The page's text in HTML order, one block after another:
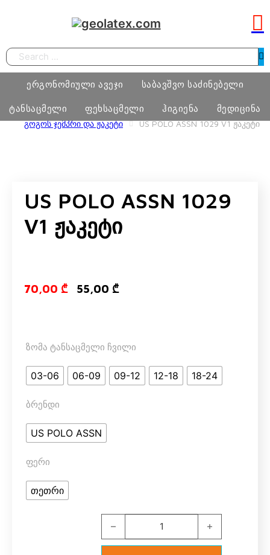
Search
ერგონომიული ავეჯი
ოფისი
სკოლამდელი ასაკის ავეჯი
საბავშვო საძინებელი
განათება, ხალიჩა
ტანსაცმელი
ქალი
კაცი
ფეხსაცმელი ჰიგიენა
პრეზერვატივი
მედიცინა
HOME ᲢᲐᲜᲡᲐᲪᲛᲔᲚᲘ
US POLO ASSN GIRL
ᲒᲝᲒᲝᲡ ᲯᲔᲛᲞᲠᲘ ᲓᲐ ᲟᲐᲙᲔᲢᲘ
US POLO ASSN 1029 V1 ᲟᲐᲙᲔᲢᲘ
US POLO ASSN 1029
V1 Ჟაკეტი
70,00 ₾ Original price
55,00 ₾Current
ზომა ტანსაცმელი ჩვილი
03-06 06-09 09-12 12-18 18-24
ბრენდი
US POLO ASSN
ფერი
თეთრი
US POLO ASSN 1029 V1 ჟაკეტი